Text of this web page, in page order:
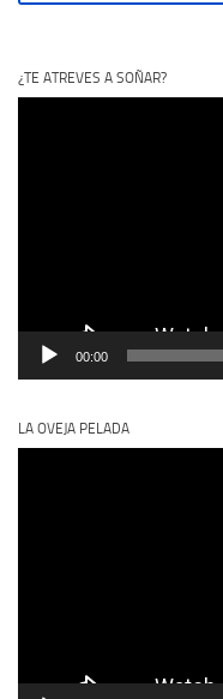
¿TE ATREVES A SOÑAR?
00:00
LA OVEJA PELADA